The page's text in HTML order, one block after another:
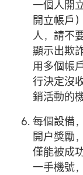
一個人開
開立帳戶
人，請不
顯示出欺
用多個帳
行決定沒
銷活動的
每個設備
開户獎勵
僅能被成
一手機號